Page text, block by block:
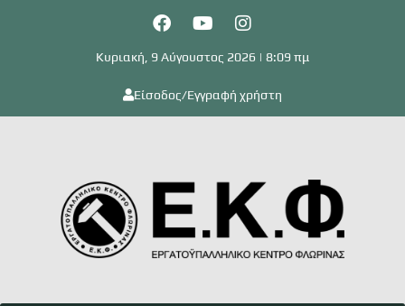
Κυριακή, 9 Αύγουστος 2026 | 8:09 πμ
Είσοδος/Εγγραφή χρήστη